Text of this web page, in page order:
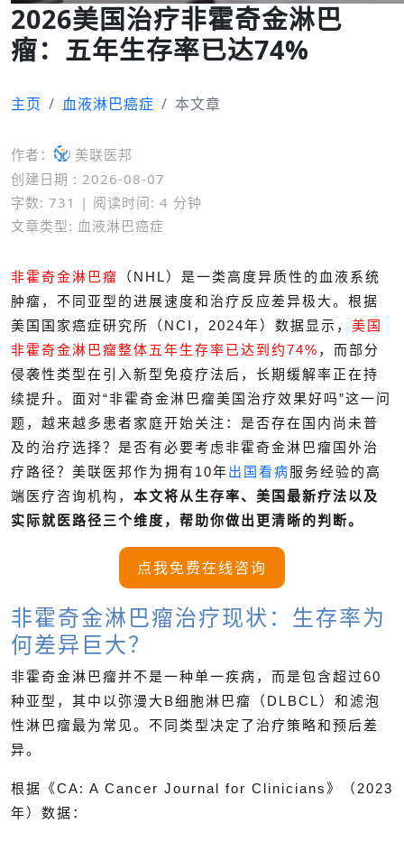
2026美国治疗非霍奇金淋巴
瘤：五年生存率已达74%
主页 血液淋巴癌症 本文章
作者：
美联医邦
创建日期 : 2026-08-07
字数: 731 | 阅读时间: 4 分钟
文章类型: 血液淋巴癌症
非霍奇金淋巴瘤
（NHL）是一类高度异质性的血液系统
肿瘤，不同亚型的进展速度和治疗反应差异极大。根据
美国国家癌症研究所（NCI，2024年）数据显示， 美国
非霍奇金淋巴瘤整体五年生存率已达到约74% ，而部分
侵袭性类型在引入新型免疫疗法后，长期缓解率正在持
续提升。面对“非霍奇金淋巴瘤美国治疗效果好吗”这一问
题，越来越多患者家庭开始关注：是否存在国内尚未普
及的治疗选择？是否有必要考虑非霍奇金淋巴瘤国外治
疗路径？ 美联医邦作为拥有10年出国看病服务经验的高
端医疗咨询机构， 本文将从生存率、美国最新疗法以及
实际就医路径三个维度，帮助你做出更清晰的判断。
点我免费在线咨询
非霍奇金淋巴瘤治疗现状：生存率为
何差异巨大？
非霍奇金淋巴瘤并不是一种单一疾病，而是包含超过60
种亚型，其中以弥漫大B细胞淋巴瘤（DLBCL）和滤泡
性淋巴瘤最为常见。不同类型决定了治疗策略和预后差
异。
根据《CA: A Cancer Journal for Clinicians》（2023
年）数据：